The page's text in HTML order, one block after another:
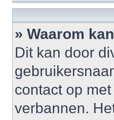
» Waarom
Dit kan door
contact op
verbannen.